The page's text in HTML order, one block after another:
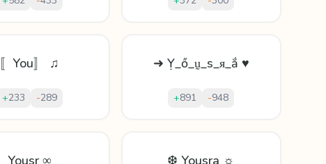
〚You〛 ♫
+233 -289
➜ Ỵ_ő_ṵ_ѕ_ᴙ_ắ ♥
+891 -948
Yousr ∞ ❆ Yousra ☼